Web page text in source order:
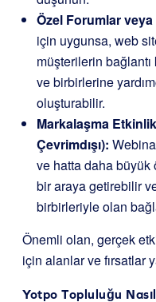
Özel Forumlar veya
için uygunsa, web
müşterilerin bağlantı
ve birbirlerine
oluşturabilir.
Markalaşma
Çevrimdışı):
ve hatta daha
bir araya getirebilir
birbirleriyle olan
Önemli olan, gerçek
için alanlar ve fırsatlar
Yotpo Topluluğu